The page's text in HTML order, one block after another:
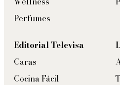
Perfumes
Editorial Televisa
Caras
Cocina Fácil